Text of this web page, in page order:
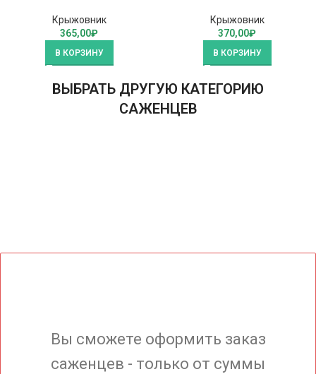
Крыжовник
365,00₽
В КОРЗИНУ
Крыжовник
370,00₽
В КОРЗИНУ
ВЫБРАТЬ ДРУГУЮ КАТЕГОРИЮ
САЖЕНЦЕВ
Вы сможете оформить заказ
саженцев - только от суммы